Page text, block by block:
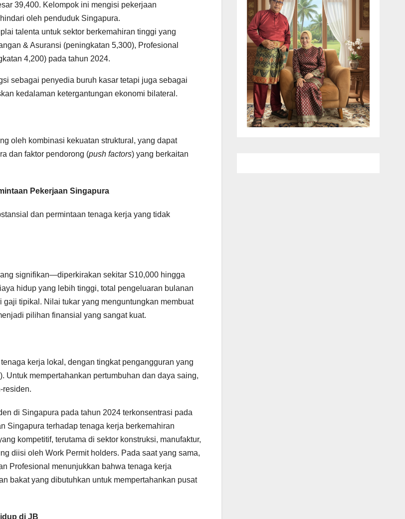
39,400. Kelompok ini mengisi pekerjaan
oleh penduduk Singapura.
talenta untuk sektor berkemahiran tinggi yang
& Asuransi (peningkatan 5,300), Profesional
4,200) pada tahun 2024.
sebagai penyedia buruh kasar tetapi juga sebagai
kedalaman ketergantungan ekonomi bilateral.
oleh kombinasi kekuatan struktural, yang dapat
dan faktor pendorong (push factors) yang berkaitan
Pekerjaan Singapura
dan permintaan tenaga kerja yang tidak
signifikan—diperkirakan sekitar S10,000 hingga
hidup yang lebih tinggi, total pengeluaran bulanan
tipikal. Nilai tukar yang menguntungkan membuat
pilihan finansial yang sangat kuat.
kerja lokal, dengan tingkat pengangguran yang
Untuk mempertahankan pertumbuhan dan daya saing,
residen.
di Singapura pada tahun 2024 terkonsentrasi pada
Singapura terhadap tenaga kerja berkemahiran
kompetitif, terutama di sektor konstruksi, manufaktur,
diisi oleh Work Permit holders. Pada saat yang sama,
Profesional menunjukkan bahwa tenaga kerja
bakat yang dibutuhkan untuk mempertahankan pusat
di JB